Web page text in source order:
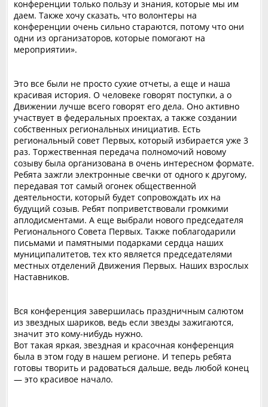
конференции только пользу и знания, которые мы им
даем. Также хочу сказать, что волонтеры на
конференции очень сильно стараются, потому что они
одни из организаторов, которые помогают на
мероприятии».
‎Это все были не просто сухие отчеты, а еще и наша
красивая история. ‎О человеке говорят поступки, а о
Движении лучше всего говорят его дела. Оно активно
участвует в федеральных проектах, а также создании
собственных региональных инициатив. Есть
региональный совет Первых, который избирается уже 3
раз. Торжественная передача полномочий новому
созыву была организована в очень интересном формате.
Ребята зажгли электронные свечки от одного к другому,
передавая тот самый огонек общественной
деятельности, который будет сопровождать их на
будущий созыв. Ребят поприветствовали громкими
аплодисментами. А еще выбрали нового председателя
Регионального Совета Первых. ‎Также поблагодарили
письмами и памятными подарками сердца наших
муниципалитетов, тех кто является председателями
местных отделений Движения Первых. Наших взрослых
Наставников.
‎Вся конференция завершилась праздничным салютом
из звездных шариков, ведь если звезды зажигаются,
значит это кому-нибудь нужно.
‎Вот такая яркая, звездная и красочная конференция
была в этом году в нашем регионе. И теперь ребята
готовы творить и радоваться дальше, ведь любой конец
— это красивое начало.